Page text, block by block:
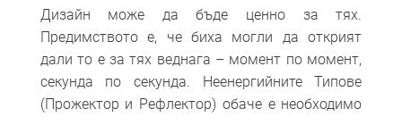
Дизайн може да бъде ценно за тях.
Предимството е, че биха могли да открият
дали то е за тях веднага – момент по момент,
секунда по секунда. Неенергийните Типове
(Прожектор и Рефлектор) обаче е необходимо